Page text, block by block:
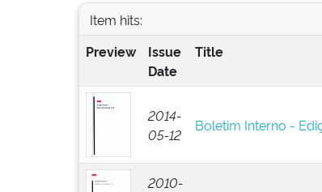
Item hits:
Preview
Issue
Date
Title
2014-
05-12
Boletim Interno -
2010-